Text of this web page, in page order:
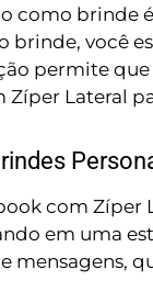
como
você
permite
Lateral
com Zíper
em uma